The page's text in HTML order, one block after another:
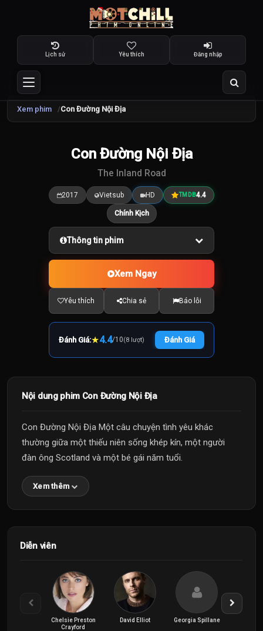
Lịch sử Yêu thích Đăng nhập
Xem phim Con Đường Nội Địa
4.4
Con Đường Nội Địa
The Inland Road
2017 Vietsub HD TMDB4.4
Chính Kịch
Thông tin phim
Xem Ngay
Yêu thích Chia sẻ Báo lỗi
Đánh Giá:★4.4/10(8 lượt) Đánh Giá
Nội dung phim Con Đường Nội Địa
Con Đường Nội Địa Một câu chuyện tình yêu khác
thường giữa một thiếu niên sống khép kín, một người
đàn ông Scotland và một bé gái năm tuổi.
Xem thêm
Diễn viên
Chelsie Preston
Crayford
David Elliot Georgia Spillane